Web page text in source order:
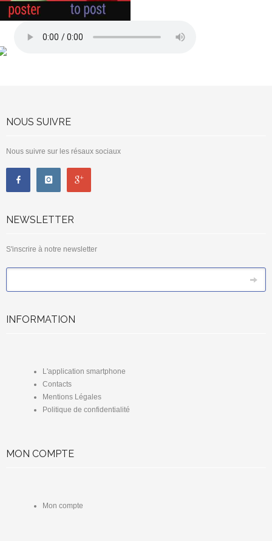
NOUS SUIVRE
Nous suivre sur les résaux sociaux
NEWSLETTER
S'inscrire à notre newsletter
INFORMATION
L'application smartphone
Contacts
Mentions Légales
Politique de confidentialité
MON COMPTE
Mon compte